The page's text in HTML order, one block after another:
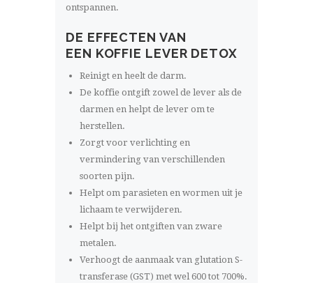
ontspannen.
DE EFFECTEN VAN
EEN KOFFIE LEVER DETOX
Reinigt en heelt de darm.
De koffie ontgift zowel de lever als de
darmen en helpt de lever om te
herstellen.
Zorgt voor verlichting en
vermindering van verschillenden
soorten pijn.
Helpt om parasieten en wormen uit je
lichaam te verwijderen.
Helpt bij het ontgiften van zware
metalen.
Verhoogt de aanmaak van glutation S-
transferase (GST) met wel 600 tot 700%.